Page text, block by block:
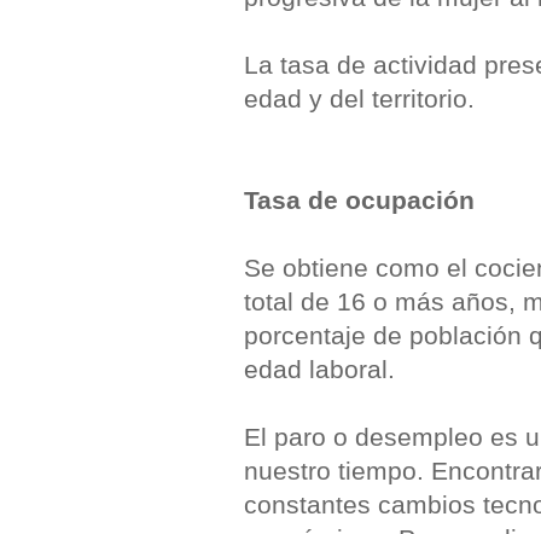
La tasa de actividad
edad y del territorio.
Tasa de ocupación
Se obtiene como el
total de 16 o más años,
porcentaje de población
edad laboral.
El paro o desempleo es
nuestro tiempo.
constantes cambios